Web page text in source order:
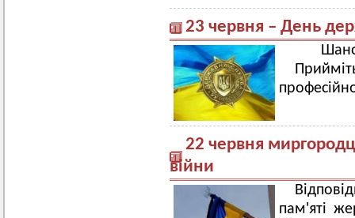
23 червня – День
22 червня
війни
пам'яті